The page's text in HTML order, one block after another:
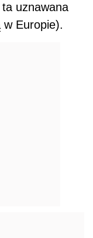
uznawana
w Europie).